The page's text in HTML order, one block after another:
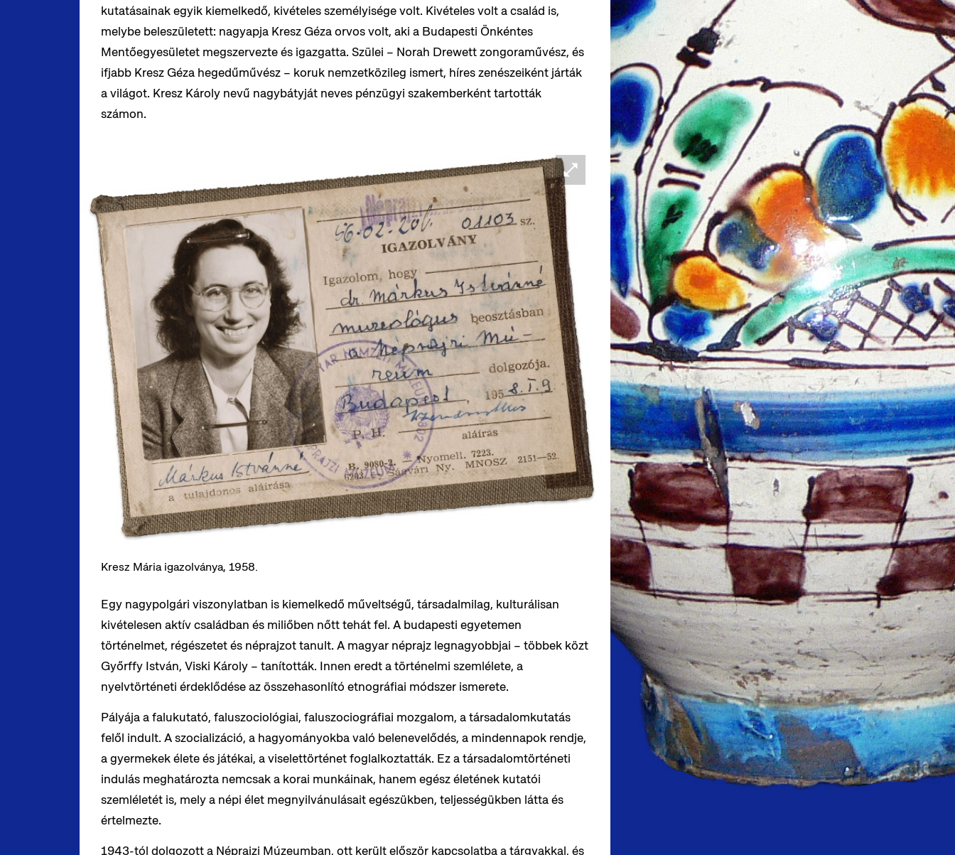
kutatásainak egyik kiemelkedő, kivételes személyisége volt. Kivételes volt a család is,
melybe beleszületett: nagyapja Kresz Géza orvos volt, aki a Budapesti Önkéntes
Mentőegyesületet megszervezte és igazgatta. Szülei – Norah Drewett zongoraművész, és
ifjabb Kresz Géza hegedűművész – koruk nemzetközileg ismert, híres zenészeiként járták
a világot. Kresz Károly nevű nagybátyját neves pénzügyi szakemberként tartották
számon.
Kresz Mária igazolványa, 1958.
Egy nagypolgári viszonylatban is kiemelkedő műveltségű, társadalmilag, kulturálisan
kivételesen aktív családban és miliőben nőtt tehát fel. A budapesti egyetemen
történelmet, régészetet és néprajzot tanult. A magyar néprajz legnagyobbjai – többek közt
Győrffy István, Viski Károly – tanították. Innen eredt a történelmi szemlélete, a
nyelvtörténeti érdeklődése az összehasonlító etnográfiai módszer ismerete.
Pályája a falukutató, faluszociológiai, faluszociográfiai mozgalom, a társadalomkutatás
felől indult. A szocializáció, a hagyományokba való belenevelődés, a mindennapok rendje,
a gyermekek élete és játékai, a viselettörténet foglalkoztatták. Ez a társadalomtörténeti
indulás meghatározta nemcsak a korai munkáinak, hanem egész életének kutatói
szemléletét is, mely a népi élet megnyilvánulásait egészükben, teljességükben látta és
értelmezte.
1943-tól dolgozott a Néprajzi Múzeumban, ott került először kapcsolatba a tárgyakkal, és